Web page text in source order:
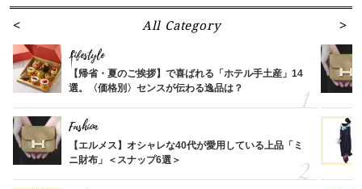
All Category
Lifestyle
【帰省・夏のご挨拶】で喜ばれる「ホテル手土産」14
選。〈価格別〉センスが伝わる逸品は？
Fashion
【エルメス】オシャレな40代が愛用している上品「ミ
ニ財布」＜スナップ6選＞